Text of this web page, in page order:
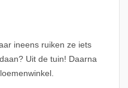
ineens ruiken ze iets
Uit de tuin! Daarna